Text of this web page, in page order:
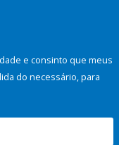
e consinto que meus
do necessário, para